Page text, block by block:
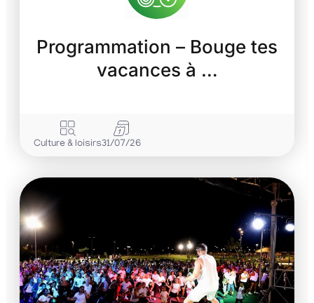
Programmation – Bouge tes
vacances à …
Culture & loisirs31/07/26